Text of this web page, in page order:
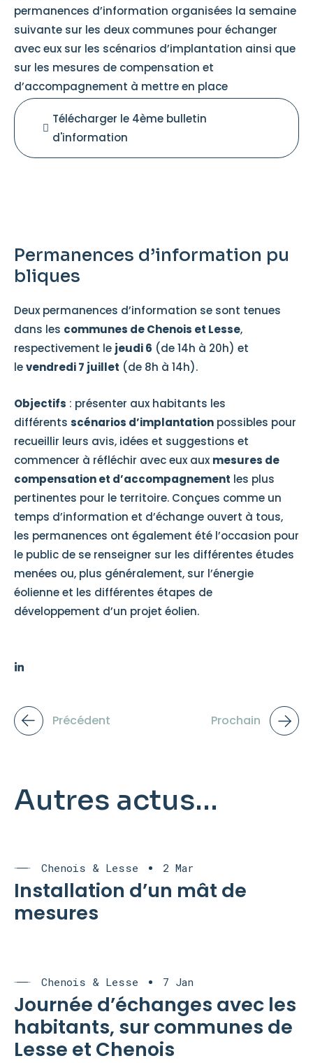
permanences d’information organisées la semaine
suivante sur les deux communes pour échanger
avec eux sur les scénarios d’implantation ainsi que
sur les mesures de compensation et
d’accompagnement à mettre en place
Télécharger le 4ème bulletin
d'information
Permanences d’information pu
bliques
Deux permanences d’information se sont tenues
dans les communes de Chenois et Lesse,
respectivement le jeudi 6 (de 14h à 20h) et
levendredi 7 juillet (de 8h à 14h).
Objectifs : présenter aux habitants les
différents scénarios d’implantation possibles pour
recueillir leurs avis, idées et suggestions et
commencer à réfléchir avec eux aux mesures de
compensation et d’accompagnement les plus
pertinentes pour le territoire. Conçues comme un
temps d’information et d’échange ouvert à tous,
les permanences ont également été l’occasion pour
le public de se renseigner sur les différentes études
menées ou, plus généralement, sur l’énergie
éolienne et les différentes étapes de
développement d’un projet éolien.
Précédent Prochain
Autres actus...
Chenois & Lesse 2 Mar
Installation d’un mât de
mesures
Chenois & Lesse 7 Jan
Journée d’échanges avec les
habitants, sur communes de
Lesse et Chenois